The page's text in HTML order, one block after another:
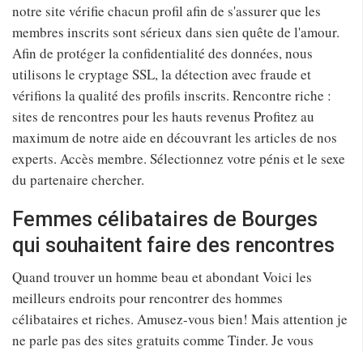
notre site vérifie chacun profil afin de s'assurer que les
membres inscrits sont sérieux dans sien quête de l'amour.
Afin de protéger la confidentialité des données, nous
utilisons le cryptage SSL, la détection avec fraude et
vérifions la qualité des profils inscrits. Rencontre riche :
sites de rencontres pour les hauts revenus Profitez au
maximum de notre aide en découvrant les articles de nos
experts. Accès membre. Sélectionnez votre pénis et le sexe
du partenaire chercher.
Femmes célibataires de Bourges
qui souhaitent faire des rencontres
Quand trouver un homme beau et abondant Voici les
meilleurs endroits pour rencontrer des hommes
célibataires et riches. Amusez-vous bien! Mais attention je
ne parle pas des sites gratuits comme Tinder. Je vous